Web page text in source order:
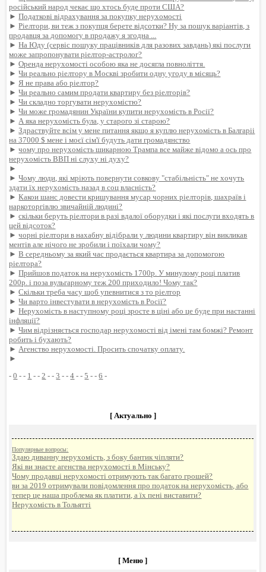
російський народ чекає що хтось буде проти США?
►Податкові відрахування за покупку нерухомості
►Ріелтори, ви теж з покупця берете відсотки? Ну за пошук варіантів, з
продавця за допомогу в продажу я згодна ...
►На Юду (сервіс пошуку працівників для разових завдань) які послуги
може запропонувати ріелтор-астролог?
►Оренда нерухомості особою яка не досягла повноліття.
►Чи реально ріелтору в Москві зробити одну угоду в місяць?
► Я не права або ріелтор?
►Чи реально самим продати квартиру без ріелторів?
►Чи складно торгувати нерухомістю?
►Чи може громадянин України купити нерухомість в Росії?
► А яка нерухомість була, у старого зі старою?
►Здраствуйте всім у мене питання якщо я куплю нерухомість в Балгаріі
на 37000 $ мене і моєї сім'ї будуть дати громадянство
►чому про нерухомість шикарною Трампа все майже відомо а ось про
нерухомість ВВП ні слуху ні духу?
►
►Чому люди, які мріють повернути совкову "стабільність" не хочуть
здати їх нерухомість назад в соц власність?
►Какои шанс довести кришування мусар чорних ріелторів, шахраїв і
наркоторгівлю звичайній людині?
►скільки беруть ріелтори в разі вдалої оборудки і які послуги входять в
цей відсоток?
►чорні ріелтори в нахабну відібрали у людини квартиру він викликав
ментів але нічого не зробили і поїхали чому?
►В середньому за який час продається квартира за допомогою
ріелтора?
►Прийшов податок на нерухомість 1700р. У минулому році платив
200р. і поза вульгарному теж 200 приходило! Чому так?
►Скільки треба часу щоб упевнитися з то ріелтор
►Чи варто інвестувати в нерухомість в Росії?
►Нерухомість в наступному році зросте в ціні або це буде при настанні
інфляції?
►Чим відрізняється господар нерухомості від імені там бомжі? Ремонт
робить і бухають?
► Агенство нерухомості. Просить спочатку оплату.
►
-0 - - 1 - - 2 - -3 - -4 - -5 - -6 -
[ Актуально ]
Популярные вопросы:
Здаю диванну нерухомість, з боку бантик чіпляти?
Які ви знаєте агенства нерухомості в Мінську?
Чому продавці нерухомості отримують так багато грошей?
ви за 2019 отримували повідомлення про податок на нерухомість, або
тепер це наша проблема як платити, а їх пені виставити?
Нерухомість в Тольятті
[ Меню ]